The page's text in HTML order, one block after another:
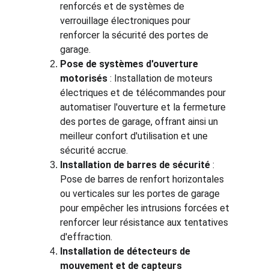
renforcés et de systèmes de
verrouillage électroniques pour
renforcer la sécurité des portes de
garage.
Pose de systèmes d'ouverture
motorisés : Installation de moteurs
électriques et de télécommandes pour
automatiser l'ouverture et la fermeture
des portes de garage, offrant ainsi un
meilleur confort d'utilisation et une
sécurité accrue.
Installation de barres de sécurité :
Pose de barres de renfort horizontales
ou verticales sur les portes de garage
pour empêcher les intrusions forcées et
renforcer leur résistance aux tentatives
d'effraction.
Installation de détecteurs de
mouvement et de capteurs